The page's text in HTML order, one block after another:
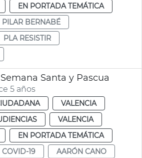
EN PORTADA TEMÁTICA
PILAR BERNABÉ
PLA RESISTIR
Santa y Pascua
5 años
VALENCIA
VALENCIA
EN PORTADA TEMÁTICA
COVID-19
AARÓN CANO